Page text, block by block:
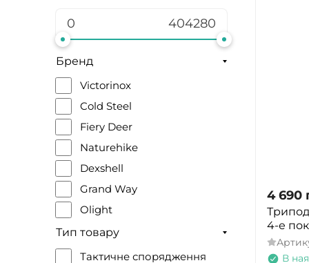
Бренд
Victorinox
Cold Steel
Fiery Deer
Naturehike
Dexshell
Grand Way
Olight
NexTool
Spyderco
Тип товару
Тактичне спорядження
4 690
4-е
В